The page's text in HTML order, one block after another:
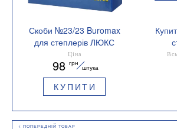
Скоби №23/23 Buromax
для степлерів ЛЮКС
ВМ.4408
Ціна
98 грн
штука
КУПИТИ